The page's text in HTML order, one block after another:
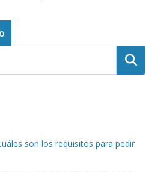
Buscar
son los requisitos para pedir